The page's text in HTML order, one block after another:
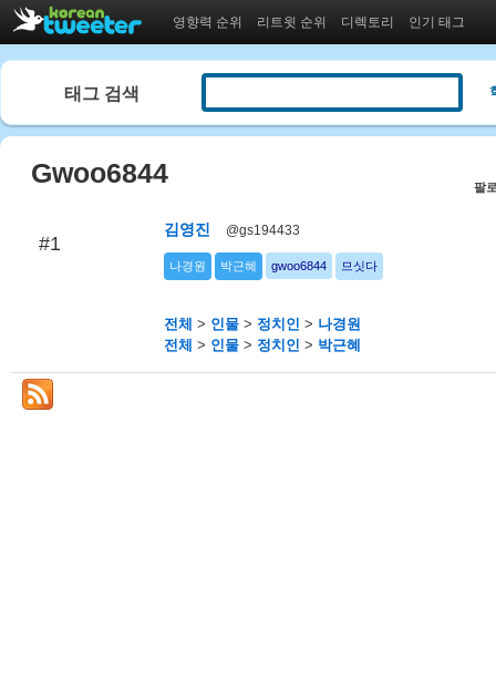
영향력 순위 리트윗 순위 디렉토리 인기 태그
태그 검색
Gwoo6844 팔
#1
김영진 @gs194433
나경원 박근혜 gwoo6844 므싯다
전체 > 인물 > 정치인 > 나경원
전체 > 인물 > 정치인 > 박근혜